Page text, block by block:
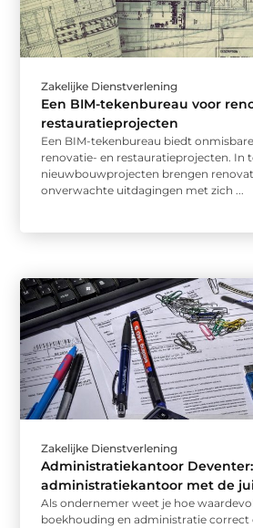
Zakelijke Dienstverlening
Een BIM-tekenbureau voor
restauratieprojecten
Een BIM-tekenbureau biedt
renovatie- en restauratieprojecten. In
nieuwbouwprojecten brengen
onverwachte uitdagingen met zich ...
Zakelijke Dienstverlening
Administratiekantoor
administratiekantoor met de
Als ondernemer weet je hoe
boekhouding en administratie correct